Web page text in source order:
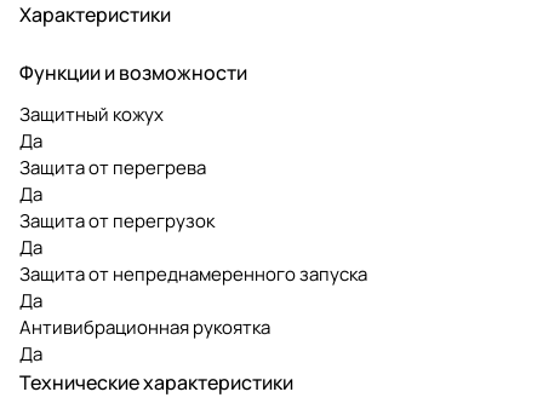
Характеристики
Функции и возможности
Защитный кожух
Да
Защита от перегрева
Да
Защита от перегрузок
Да
Защита от непреднамеренного запуска
Да
Антивибрационная рукоятка
Да
Технические характеристики